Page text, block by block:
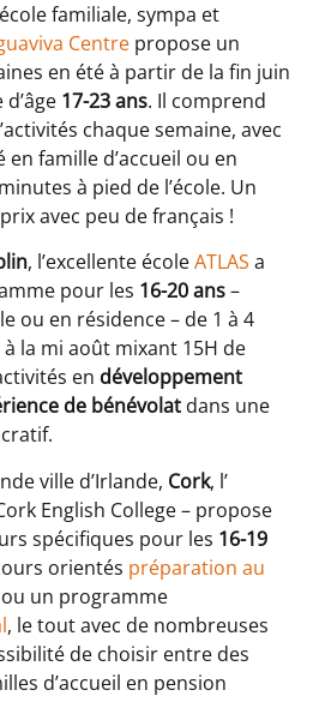
familiale, sympa et
Centre propose un
en été à partir de la fin juin
17-23 ans. Il comprend
chaque semaine, avec
en famille d’accueil ou en
à pied de l’école. Un
avec peu de français !
, l’excellente écoleATLAS a
pour les 16-20 ans–
ou en résidence – de 1 à 4
la mi août mixant 15H de
en développement
de bénévolat dans une
ville d’Irlande, Cork, l’
English College – propose
spécifiques pour les 16-19
orientés préparation au
ou un programme
, le tout avec de nombreuses
de choisir entre des
d’accueil en pension